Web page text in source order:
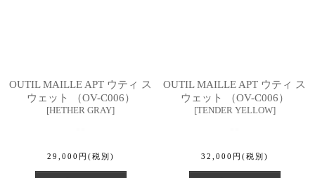
OUTIL MAILLE APT ウティ ス
ウェット （OV-C006）
[HETHER GRAY]
29,000 円 (税別)
OUTIL MAILLE APT ウティ ス
ウェット （OV-C006）
[TENDER YELLOW]
32,000 円 (税別)